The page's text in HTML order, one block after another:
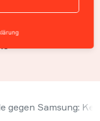
USA
gegen Samsung: